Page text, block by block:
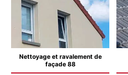
Nettoyage et ravalement de
façade 88